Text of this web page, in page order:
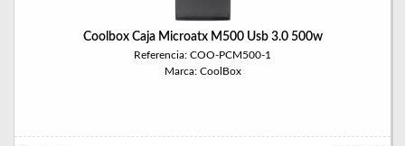
Coolbox Caja Microatx M500 Usb 3.0 500w
Referencia: COO-PCM500-1
Marca: CoolBox